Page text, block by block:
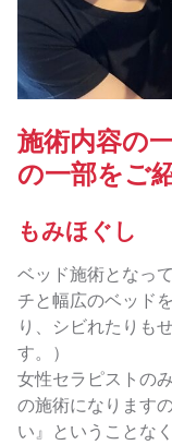
施術内容の
の一部をご
もみほぐし
ベッド施術となっ
チと幅広のベッド
り、シビれたりも
す。）
女性セラピストの
の施術になります
い』ということな